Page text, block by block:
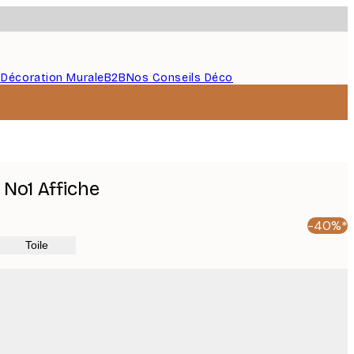
Décoration MuraleB2BNos Conseils Déco
Affiche
-40%*
Toile